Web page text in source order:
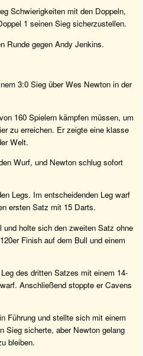
Schwierigkeiten mit den Doppeln,
1 seinen Sieg sicherzustellen.
Runde gegen Andy Jenkins.
3:0 Sieg über Wes Newton in der
160 Spielern kämpfen müssen, um
zu erreichen. Er zeigte eine klasse
Welt.
Wurf, und Newton schlug sofort
Legs. Im entscheidenden Leg warf
ersten Satz mit 15 Darts.
holte sich den zweiten Satz ohne
Finish auf dem Bull und einem
des dritten Satzes mit einem 14-
Anschließend stoppte er Cavens
Führung und stellte sich mit einem
Sieg sicherte, aber Newton gelang
bleiben.